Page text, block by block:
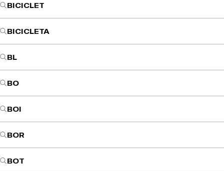
BICICLET
BICICLETA
BL
BO
BOI
BOR
BOT